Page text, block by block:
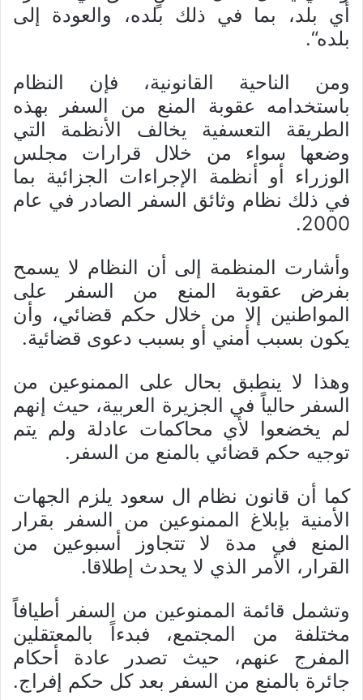
أي بلد، بما في ذلك بلده، والعودة إلى
بلده“.
ومن الناحية القانونية، فإن النظام
باستخدامه عقوبة المنع من السفر بهذه
الطريقة التعسفية يخالف الأنظمة التي
وضعها سواء من خلال قرارات مجلس
الوزراء أو أنظمة الإجراءات الجزائية بما
في ذلك نظام وثائق السفر الصادر في عام
2000.
وأشارت المنظمة إلى أن النظام لا يسمح
بفرض عقوبة المنع من السفر على
المواطنين إلا من خلال حكم قضائي، وأن
يكون بسبب أمني أو بسبب دعوى قضائية.
وهذا لا ينطبق بحال على الممنوعين من
السفر حالياً في الجزيرة العربية، حيث إنهم
لم يخضعوا لأي محاكمات عادلة ولم يتم
توجيه حكم قضائي بالمنع من السفر.
كما أن قانون نظام ال سعود يلزم الجهات
الأمنية بإبلاغ الممنوعين من السفر بقرار
المنع في مدة لا تتجاوز أسبوعين من
القرار، الأمر الذي لا يحدث إطلاقا.
وتشمل قائمة الممنوعين من السفر أطيافاً
مختلفة من المجتمع، فبدءاً بالمعتقلين
المفرج عنهم، حيث تصدر عادة أحكام
جائرة بالمنع من السفر بعد كل حكم إفراج.